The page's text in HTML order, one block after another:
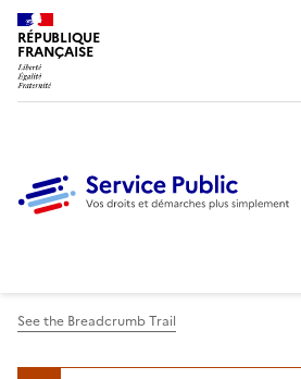
RÉPUBLIQUE
FRANÇAISE
See the Breadcrumb Trail